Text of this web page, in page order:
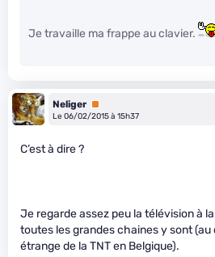
Je travaille ma frappe au clavier.
Neliger Premium
Le 06/02/2015 à 15h37
C’est à dire ?
Je regarde assez peu la télévision à
toutes les grandes chaines y sont
étrange de la TNT en Belgique).